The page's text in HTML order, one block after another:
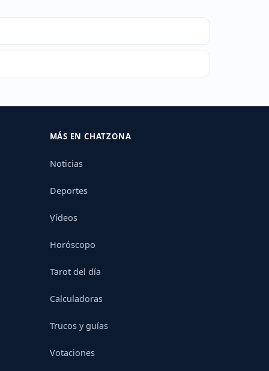
MÁS EN CHATZONA
Noticias
Deportes
Vídeos
Horóscopo
Tarot del día
Calculadoras
Trucos y guías
Votaciones